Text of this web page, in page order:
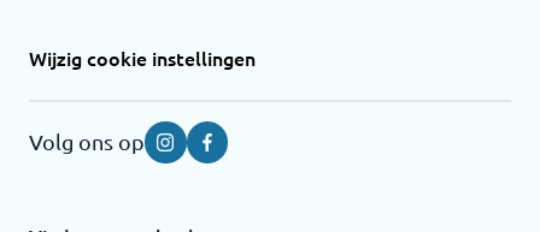
Wijzig cookie instellingen
Volg ons op InstagramFacebook